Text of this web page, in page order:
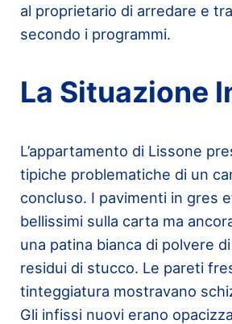
al proprietario di arredare e
secondo i programmi.
La Situazione
L’appartamento di Lissone
tipiche problematiche di un
concluso. I pavimenti in gres
bellissimi sulla carta ma
una patina bianca di polvere
residui di stucco. Le pareti
tinteggiatura mostravano
Gli infissi nuovi erano